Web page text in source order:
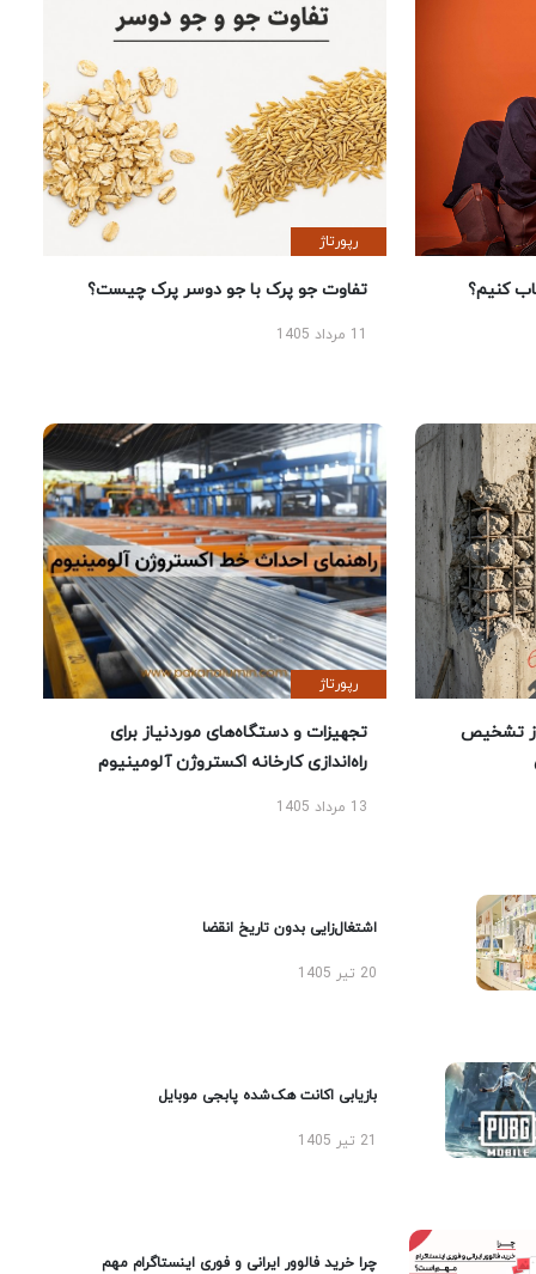
کنیم؟
رپورتاژ
تفاوت جو پرک با جو دوسر پرک چیست؟
تشخیص
رپورتاژ
تجهیزات و دستگاه‌های موردنیاز برای
راه‌اندازی کارخانه اکستروژن آلومینیوم
13 مرداد 1405
اشتغال‌زایی بدون تاریخ انقضا
20 تیر 1405
بازیابی اکانت هک‌شده پابجی موبایل
چرا خرید فالوور ایرانی و فوری اینستاگرام مهم